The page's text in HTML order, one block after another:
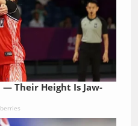
Their Height Is Jaw-